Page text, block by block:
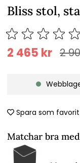
Bliss stol,
2
2 465 kr
Spara som favorit
Matchar bra